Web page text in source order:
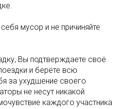
мусор и не причиняйте
Вы подтверждаете своё
и берёте всю
за ухудшение своего
не несут никакой
каждого участника